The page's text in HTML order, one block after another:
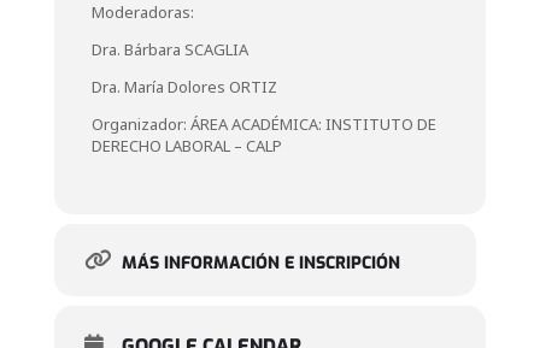
Moderadoras:
Dra. Bárbara SCAGLIA
Dra. María Dolores ORTIZ
Organizador: ÁREA ACADÉMICA: INSTITUTO DE
DERECHO LABORAL – CALP
MÁS INFORMACIÓN E INSCRIPCIÓN